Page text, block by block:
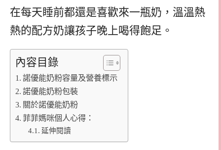
在每天睡前都還是喜歡來一瓶奶，溫溫熱
熱的配方奶讓孩子晚上喝得飽足。
內容目錄
諾優能奶粉容量及營養標示
諾優能奶粉包裝
關於諾優能奶粉
菲菲媽咪個人心得：
延伸閱讀